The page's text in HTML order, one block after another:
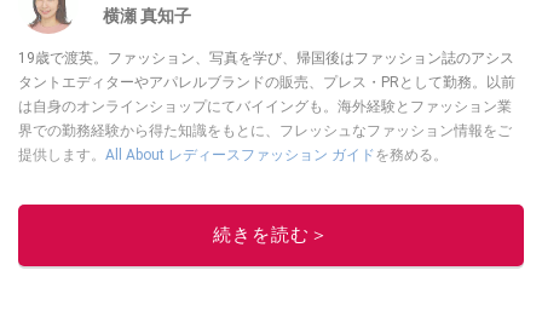
横瀬 真知子
19歳で渡英。ファッション、写真を学び、帰国後はファッション誌のアシス
タントエディターやアパレルブランドの販売、プレス・PRとして勤務。以前
は自身のオンラインショップにてバイイングも。海外経験とファッション業
界での勤務経験から得た知識をもとに、フレッシュなファッション情報をご
提供します。 All About レディースファッション ガイドを務める。
続きを読む＞